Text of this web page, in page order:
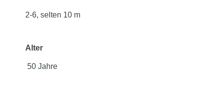
2-6, selten 10 m
Alter
50 Jahre